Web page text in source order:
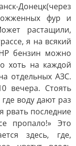
Донецк(через
фур и
растащили,
я на всякий
бензин можно
хоть на каждой
отдельных АЗС.
вечера. Стоять
воду дают раз
рвать последние
пропало!» Это
здесь, где,